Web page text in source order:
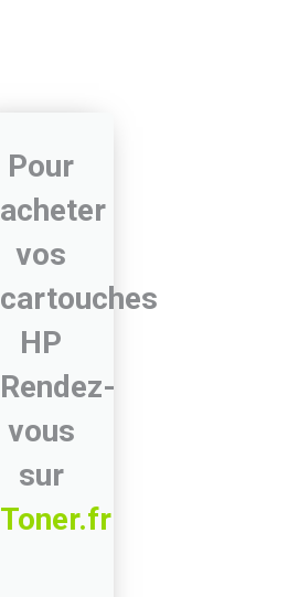
Pour
acheter
vos
cartouches
HP
Rendez-
vous
sur
Toner.fr